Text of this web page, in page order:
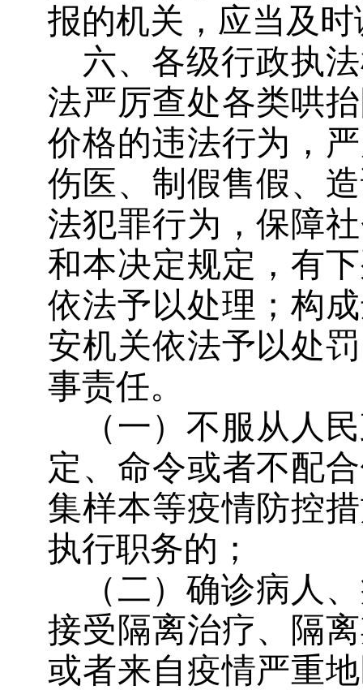
报的机关，应当及
六、各级行政执
法严厉查处各类哄
价格的违法行为，
伤医、制假售假、
法犯罪行为，保障
和本决定规定，有
依法予以处理；构
安机关依法予以处
事责任。
（一）不服从人
定、命令或者不配
集样本等疫情防控
执行职务的；
（二）确诊病人
接受隔离治疗、隔
或者来自疫情严重